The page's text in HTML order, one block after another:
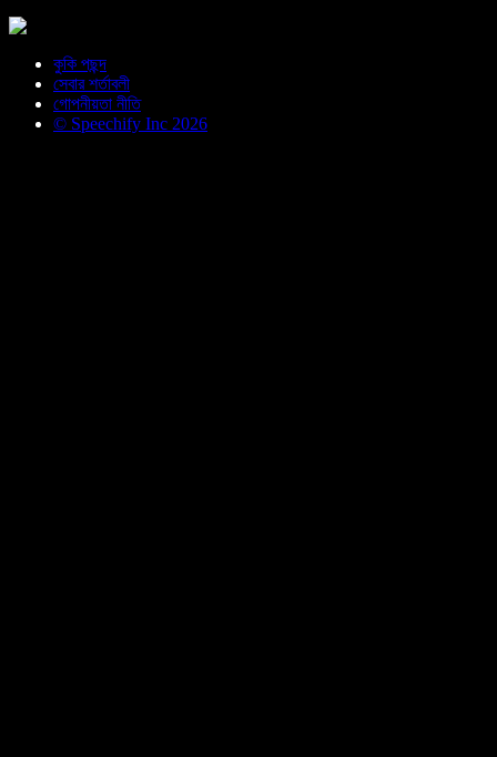
কুকি পছন্দ
সেবার শর্তাবলী
গোপনীয়তা নীতি
© Speechify Inc 2026